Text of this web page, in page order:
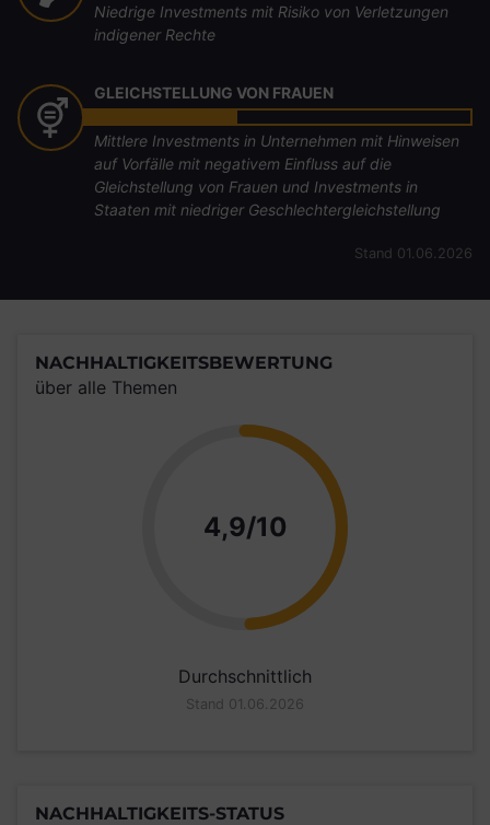
Niedrige Investments mit Risiko von Verletzungen
indigener Rechte
GLEICHSTELLUNG VON FRAUEN
Mittlere Investments in Unternehmen mit Hinweisen
auf Vorfälle mit negativem Einfluss auf die
Gleichstellung von Frauen und Investments in
Staaten mit niedriger Geschlechtergleichstellung
Stand 01.06.2026
NACHHALTIGKEITSBEWERTUNG
über alle Themen
4,9/10 Punkte
Durchschnittlich
Stand 01.06.2026
NACHHALTIGKEITS-STATUS